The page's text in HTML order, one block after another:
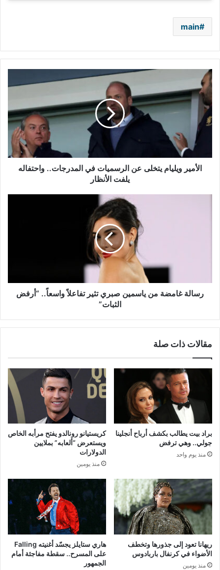
main
الأمير
ويليام
يتخلى
عن
الرسميات
في
المدرجات..
واحتفاله
يلفت
الأنظارالأمير ويليام يتخلى عن الرسميات في المدرجات.. واحتفاله
يلفت الأنظار
“أرفض
الثبات”
رسالة غامضة من ياسمين صبري تثير تفاعلاً واسعاً.. “أرفض
الثبات”
مقالات ذات صلة
براد بيت يطالب بكشف أرباح أنجلينا
جولي.. وهي ترفض
منذ يوم واحد
كريستيانو رونالدو يفتح مرأبه الخاص
ويستعرض “ألعابه” بملايين
الدولارات
منذ يومين
ريهانا تعود إلى جذورها وتخطف
الأضواء في كرنفال باربادوس
منذ يومين
هاري ستايلز يجسّد أغنيته Falling
على المسرح.. سقطة مفاجئة أمام
الجمهور